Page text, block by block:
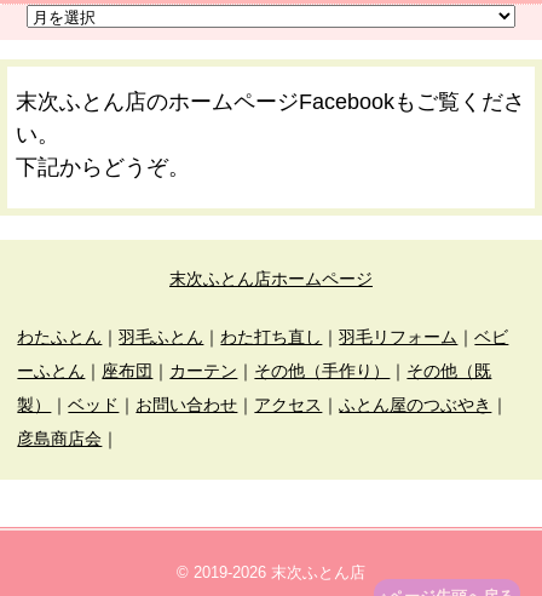
末次ふとん店のホームページFacebookもご覧くださ
い。
下記からどうぞ。
末次ふとん店ホームページ
わたふとん ｜羽毛ふとん ｜ わた打ち直し ｜羽毛リフォーム ｜ベビ
ーふとん ｜ 座布団 ｜ カーテン ｜ その他（手作り） ｜ その他（既
製）
｜ベッド ｜ お問い合わせ ｜ アクセス ｜ふとん屋のつぶやき ｜
彦島商店会 ｜
© 2019-2026 末次ふとん店